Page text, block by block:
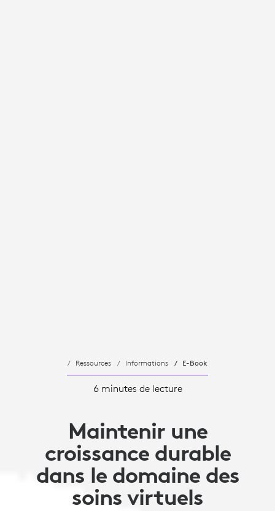
Ressources Informations E-Book
6 minutes de lecture
Maintenir une
croissance durable
dans le domaine des
soins virtuels